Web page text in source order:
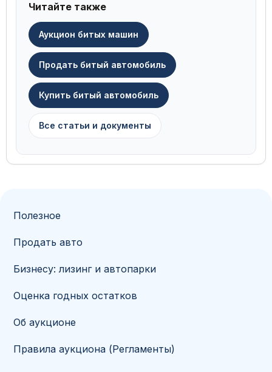
Читайте также
Аукцион битых машин
Продать битый автомобиль
Купить битый автомобиль
Все статьи и документы
Полезное
Продать авто
Бизнесу: лизинг и автопарки
Оценка годных остатков
Об аукционе
Правила аукциона (Регламенты)